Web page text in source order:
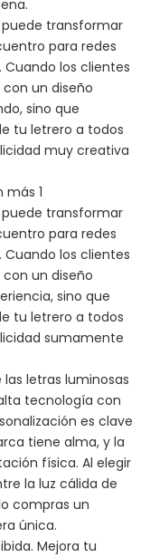
puede transformar
para redes
los clientes
un diseño
sino que
tu letrero a todos
muy creativa
puede transformar
para redes
los clientes
un diseño
sino que
tu letrero a todos
sumamente
letras luminosas
tecnología con
es clave
tiene alma, y ​​la
física. Al elegir
la luz cálida de
compras un
única.
Mejora tu